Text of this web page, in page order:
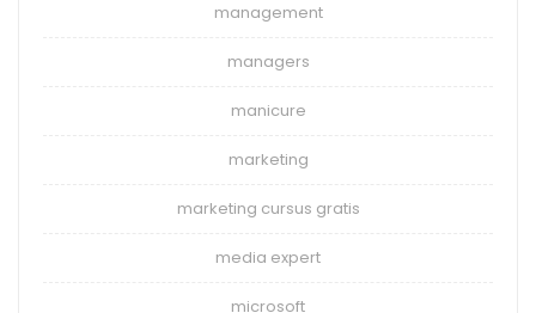
management
managers
manicure
marketing
marketing cursus gratis
media expert
microsoft